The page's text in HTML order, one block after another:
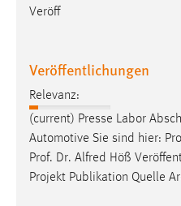
Veröff
Veröffentlichungen
Relevanz:
(current) Presse Labor
Automotive Sie sind hier:
Prof. Dr. Alfred Höß
Projekt Publikation Quelle